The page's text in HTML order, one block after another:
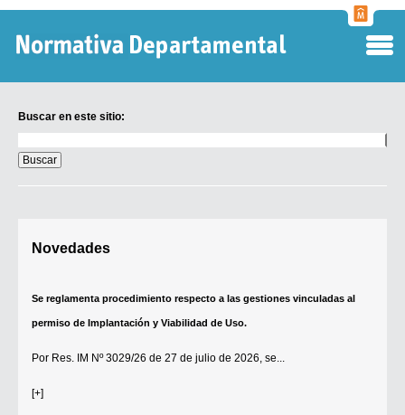
Buscar en este sitio:
en
este
sitio:
Novedades
Se reglamenta procedimiento respecto a las gestiones vinculadas al
permiso de Implantación y Viabilidad de Uso.
Por Res. IM Nº 3029/26 de 27 de julio de 2026, se...
[+]